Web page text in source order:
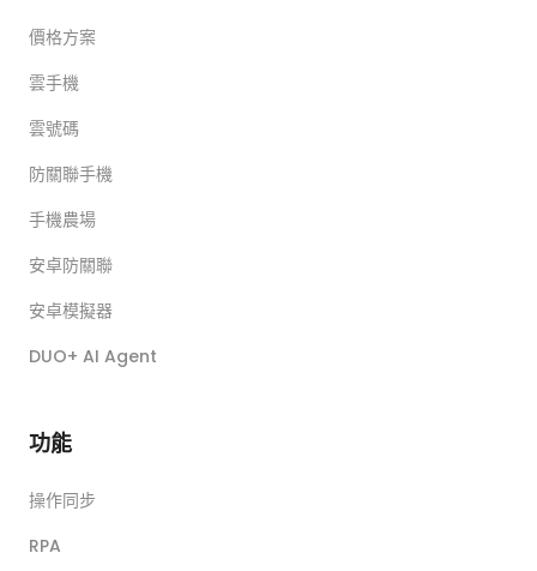
價格方案
雲手機
雲號碼
防關聯手機
手機農場
安卓防關聯
安卓模擬器
DUO+ AI Agent
功能
操作同步
RPA